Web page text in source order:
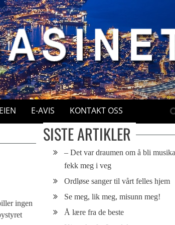
E-AVIS KONTAKT OSS
ingen
SISTE ARTIKLER
– Det var draumen om å bli
fekk meg i veg
Ordløse sanger til vårt felles hjem
Se meg, lik meg, misunn meg!
Å lære fra de beste